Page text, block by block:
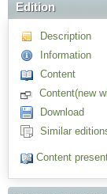
Edition
Description
Information
Content
Content(new
Download
Similar
Content